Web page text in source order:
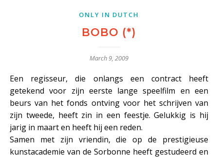
ONLY IN DUTCH
BOBO (*)
March 9, 2009
Een regisseur, die onlangs een contract heeft
getekend voor zijn eerste lange speelfilm en een
beurs van het fonds ontving voor het schrijven van
zijn tweede, heeft zin in een feestje. Gelukkig is hij
jarig in maart en heeft hij een reden.
Samen met zijn vriendin, die op de prestigieuse
kunstacademie van de Sorbonne heeft gestudeerd en